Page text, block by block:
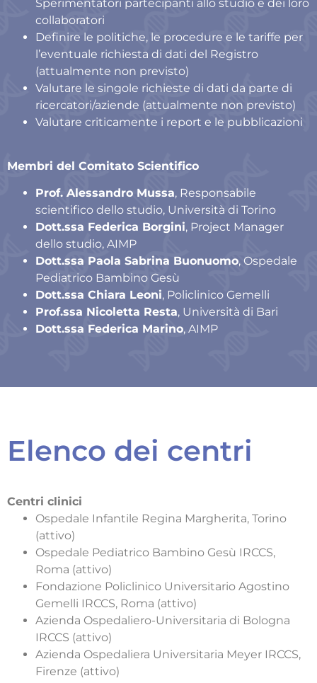
Sperimentatori partecipanti allo studio e dei loro
collaboratori
Definire le politiche, le procedure e le tariffe per
l’eventuale richiesta di dati del Registro
(attualmente non previsto)
Valutare le singole richieste di dati da parte di
ricercatori/aziende (attualmente non previsto)
Valutare criticamente i report e le pubblicazioni
Membri del Comitato Scientifico
Prof. Alessandro Mussa, Responsabile
scientifico dello studio, Università di Torino
Dott.ssa Federica Borgini, Project Manager
dello studio, AIMP
Dott.ssa Paola Sabrina Buonuomo, Ospedale
Pediatrico Bambino Gesù
Dott.ssa Chiara Leoni, Policlinico Gemelli
Prof.ssa Nicoletta Resta, Università di Bari
Dott.ssa Federica Marino, AIMP
Elenco dei centri
Centri clinici
Ospedale Infantile Regina Margherita, Torino
(attivo)
Ospedale Pediatrico Bambino Gesù IRCCS,
Roma (attivo)
Fondazione Policlinico Universitario Agostino
Gemelli IRCCS, Roma (attivo)
Azienda Ospedaliero-Universitaria di Bologna
IRCCS (attivo)
Azienda Ospedaliera Universitaria Meyer IRCCS,
Firenze (attivo)